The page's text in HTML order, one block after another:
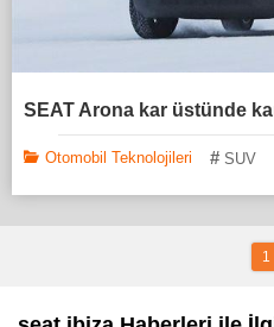
SEAT Arona kar üstünde
Otomobil Teknolojileri # SUV
1